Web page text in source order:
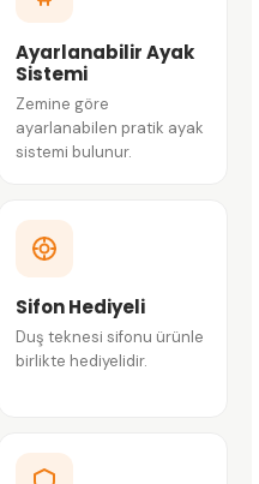
Ayarlanabilir Ayak
Sistemi
Zemine göre
ayarlanabilen pratik ayak
sistemi bulunur.
Sifon Hediyeli
Duş teknesi sifonu ürünle
birlikte hediyelidir.